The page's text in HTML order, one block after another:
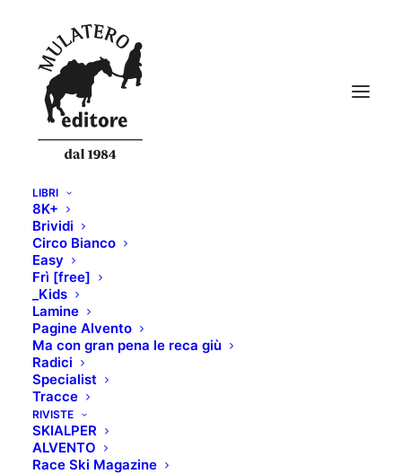
LIBRI
8K+
Brividi
Circo Bianco
Easy
Frì [free]
_Kids
Lamine
Pagine Alvento
Ma con gran pena le reca giù
Radici
Specialist
Tracce
RIVISTE
SKIALPER
ALVENTO
Race Ski Magazine
Home